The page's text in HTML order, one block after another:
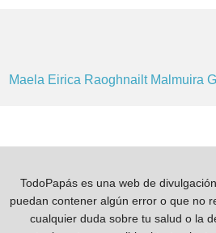
Maela Eirica Raoghnailt Malmuira
TodoPapás es una web de
puedan contener algún error o que no
cualquier duda sobre tu salud o la